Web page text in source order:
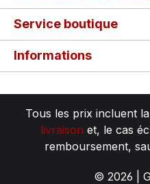
Service boutique
Informations
Tous les prix incluent
livraison et, le cas
remboursement,
© 2026 |